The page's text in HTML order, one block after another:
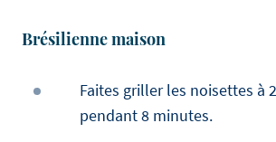
Brésilienne maison
Faites griller les noisettes à
pendant 8 minutes.